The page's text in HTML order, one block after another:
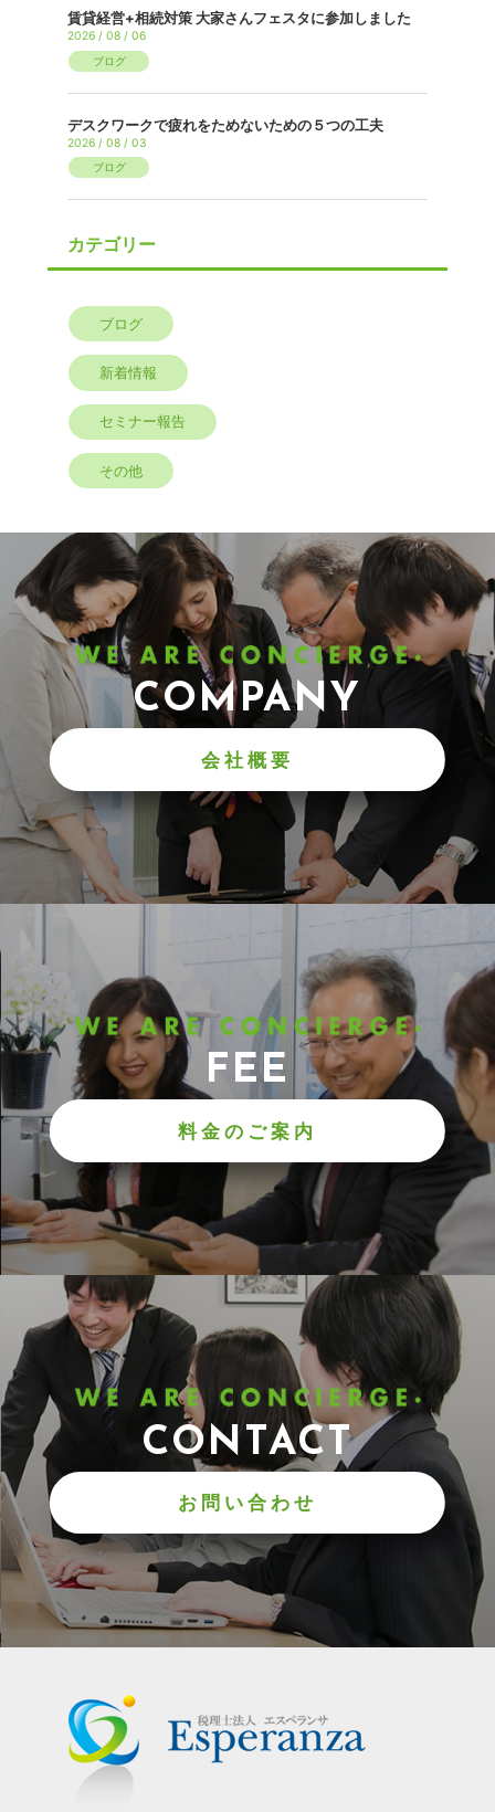
賃貸経営+相続対策 大家さんフェスタに参加しました
2026 / 08 / 06
ブログ
デスクワークで疲れをためないための５つの工夫
2026 / 08 / 03
ブログ
カテゴリー
ブログ
新着情報
セミナー報告
その他
COMPANY
会社概要
FEE
料金のご案内
CONTACT
お問い合わせ